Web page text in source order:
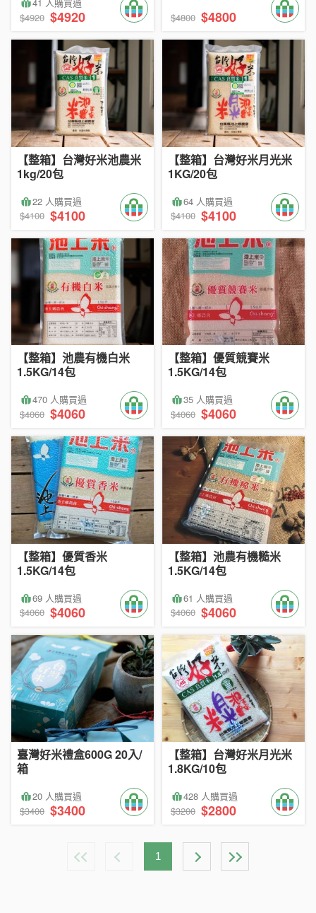
$4920 $4920 $4800 $4800
【整箱】台灣好米池農米
1kg/20包
22 人購買過
$4100 $4100
【整箱】台灣好米月光米
1KG/20包
64 人購買過
$4100 $4100
【整箱】池農有機白米
1.5KG/14包
470 人購買過
$4060 $4060
【整箱】優質競賽米
1.5KG/14包
35 人購買過
$4060 $4060
【整箱】優質香米
1.5KG/14包
69 人購買過
$4060 $4060
【整箱】池農有機糙米
1.5KG/14包
61 人購買過
$4060 $4060
臺灣好米禮盒600G 20入/
箱
20 人購買過
$3400 $3400
【整箱】台灣好米月光米
1.8KG/10包
428 人購買過
$3200 $2800
1